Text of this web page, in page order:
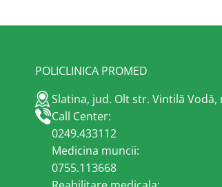
POLICLINICA PROMED
Slatina, jud. Olt str. Vintilă
Call Center:
0249.433112
Medicina muncii:
0755.113668